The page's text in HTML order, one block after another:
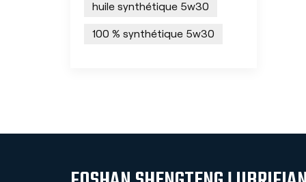
huile synthétique 5w30
100 % synthétique 5w30